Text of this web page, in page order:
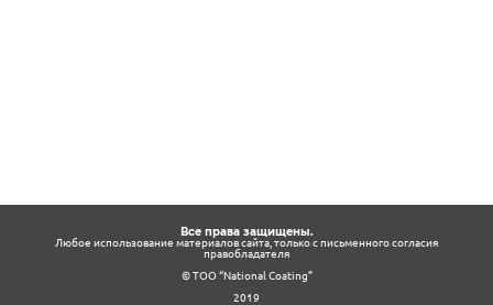
2019
© ТОО “National Coating”
Все права защищены.
Любое использование материалов сайта, только с письменного согласия
правобладателя